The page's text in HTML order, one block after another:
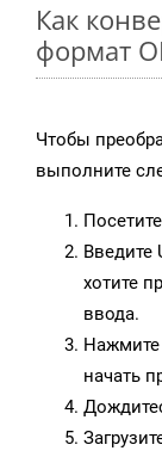
Как
формат
Чтобы
выполните
Введите
хотите
ввода.
Нажмите
начать